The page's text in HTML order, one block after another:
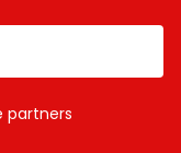
partners